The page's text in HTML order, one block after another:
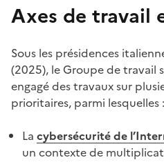
Axes de travail
Sous les présidences
(2025), le Groupe de travail
engagé des travaux sur
prioritaires, parmi lesquelles :
La
(Ouvre une nouvelle
cybersécurité de
un contexte de